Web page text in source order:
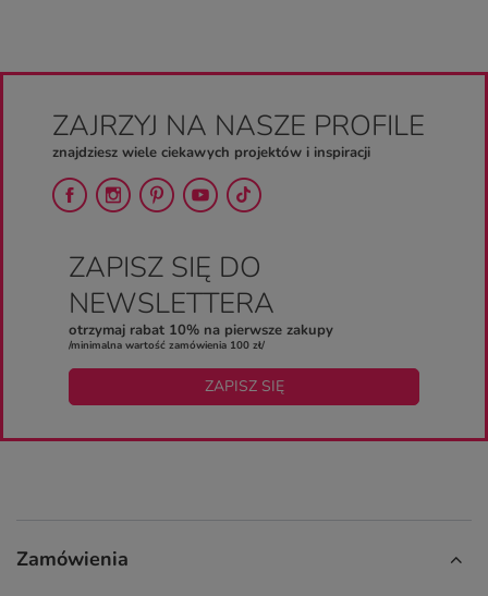
ZAJRZYJ NA NASZE PROFILE
znajdziesz wiele ciekawych projektów i inspiracji
ZAPISZ SIĘ DO
NEWSLETTERA
otrzymaj rabat 10% na pierwsze zakupy
/minimalna wartość zamówienia 100 zł/
ZAPISZ SIĘ
Zamówienia